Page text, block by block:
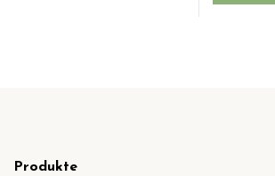
Produkte